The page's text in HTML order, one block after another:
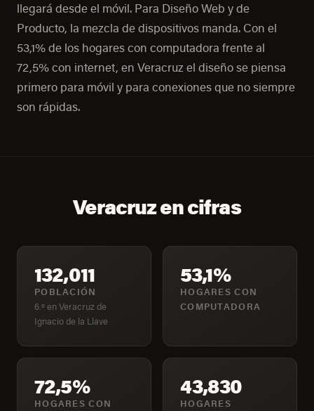
llegará desde el móvil. Para Diseño Web y de
Producto, la mezcla de dispositivos manda. Con el
53,1% de los hogares con computadora frente al
72,5% con internet, en Veracruz el diseño se piensa
primero para móvil y para conexiones que no siempre
son rápidas.
Veracruz en cifras
132,011
POBLACIÓN
6.º en Veracruz de
Ignacio de la Llave
53,1%
HOGARES CON
COMPUTADORA
72,5%
HOGARES CON
43,830
HOGARES